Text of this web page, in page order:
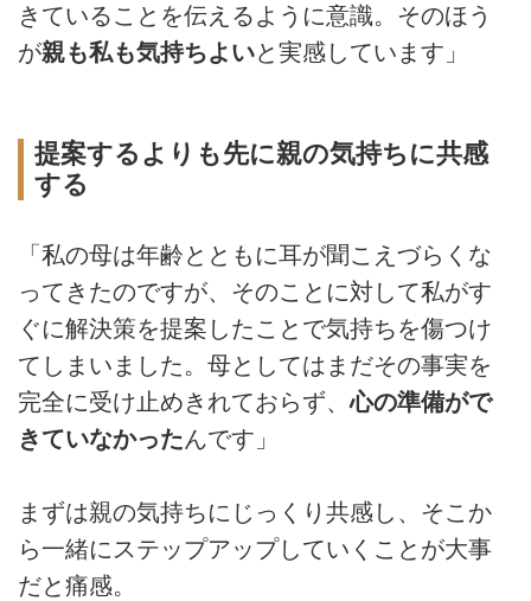
きていることを伝えるように意識。そのほう
が親も私も気持ちよいと実感しています」
提案するよりも先に親の気持ちに共感
する
「私の母は年齢とともに耳が聞こえづらくな
ってきたのですが、そのことに対して私がす
ぐに解決策を提案したことで気持ちを傷つけ
てしまいました。母としてはまだその事実を
完全に受け止めきれておらず、心の準備がで
きていなかったんです」
まずは親の気持ちにじっくり共感し、そこか
ら一緒にステップアップしていくことが大事
だと痛感。